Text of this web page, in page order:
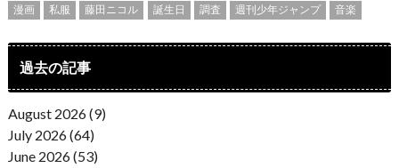
漫画
私服 藤田ニコル 誕生日 調査 週刊少年ジャンプ 音楽
過去の記事
August 2026 (9)
July 2026 (64)
June 2026 (53)